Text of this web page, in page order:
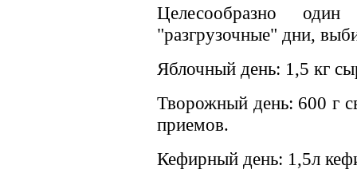
Целесообразно
"разгрузочные" дни,
Яблочный день: 1,5 кг
Творожный день: 600 г
приемов.
Кефирный день: 1,5л